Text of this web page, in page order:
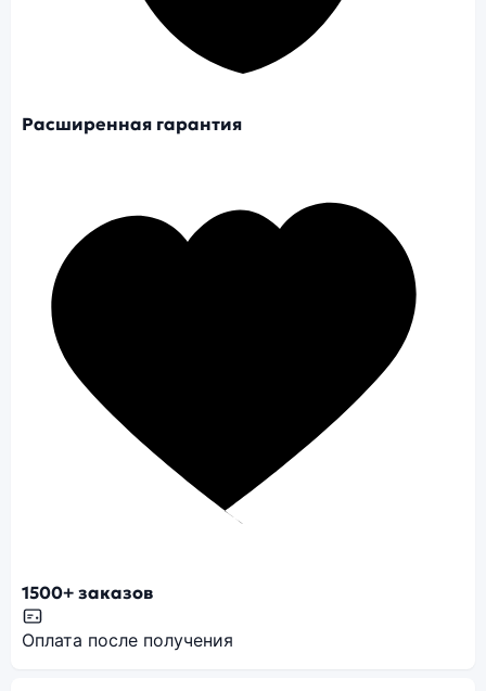
Расширенная гарантия
1500+ заказов
Оплата после получения